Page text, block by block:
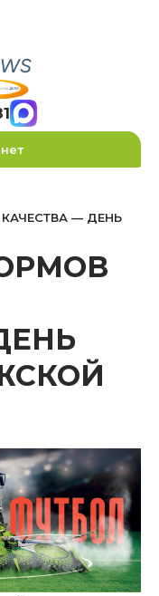
— ДЕНЬ